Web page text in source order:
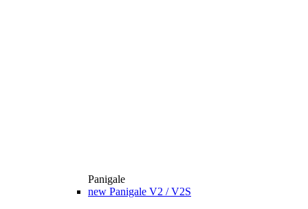
Panigale
new Panigale V2 / V2S